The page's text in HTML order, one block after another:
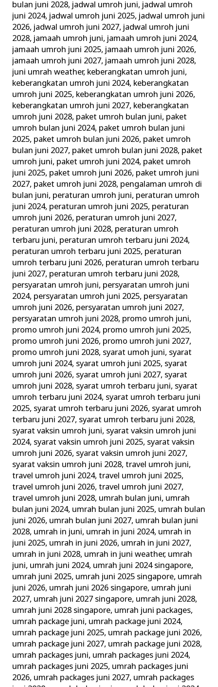
bulan juni 2028, jadwal umroh juni, jadwal umroh
juni 2024, jadwal umroh juni 2025, jadwal umroh juni
2026, jadwal umroh juni 2027, jadwal umroh juni
2028, jamaah umroh juni, jamaah umroh juni 2024,
jamaah umroh juni 2025, jamaah umroh juni 2026,
jamaah umroh juni 2027, jamaah umroh juni 2028,
juni umrah weather, keberangkatan umroh juni,
keberangkatan umroh juni 2024, keberangkatan
umroh juni 2025, keberangkatan umroh juni 2026,
keberangkatan umroh juni 2027, keberangkatan
umroh juni 2028, paket umroh bulan juni, paket
umroh bulan juni 2024, paket umroh bulan juni
2025, paket umroh bulan juni 2026, paket umroh
bulan juni 2027, paket umroh bulan juni 2028, paket
umroh juni, paket umroh juni 2024, paket umroh
juni 2025, paket umroh juni 2026, paket umroh juni
2027, paket umroh juni 2028, pengalaman umroh di
bulan juni, peraturan umroh juni, peraturan umroh
juni 2024, peraturan umroh juni 2025, peraturan
umroh juni 2026, peraturan umroh juni 2027,
peraturan umroh juni 2028, peraturan umroh
terbaru juni, peraturan umroh terbaru juni 2024,
peraturan umroh terbaru juni 2025, peraturan
umroh terbaru juni 2026, peraturan umroh terbaru
juni 2027, peraturan umroh terbaru juni 2028,
persyaratan umroh juni, persyaratan umroh juni
2024, persyaratan umroh juni 2025, persyaratan
umroh juni 2026, persyaratan umroh juni 2027,
persyaratan umroh juni 2028, promo umroh juni,
promo umroh juni 2024, promo umroh juni 2025,
promo umroh juni 2026, promo umroh juni 2027,
promo umroh juni 2028, syarat umoh juni, syarat
umroh juni 2024, syarat umroh juni 2025, syarat
umroh juni 2026, syarat umroh juni 2027, syarat
umroh juni 2028, syarat umroh terbaru juni, syarat
umroh terbaru juni 2024, syarat umroh terbaru juni
2025, syarat umroh terbaru juni 2026, syarat umroh
terbaru juni 2027, syarat umroh terbaru juni 2028,
syarat vaksin umroh juni, syarat vaksin umroh juni
2024, syarat vaksin umroh juni 2025, syarat vaksin
umroh juni 2026, syarat vaksin umroh juni 2027,
syarat vaksin umroh juni 2028,travel umroh juni,
travel umroh juni 2024,travel umroh juni 2025,
travel umroh juni 2026,travel umroh juni 2027,
travel umroh juni 2028, umrah bulan juni, umrah
bulan juni 2024, umrah bulan juni 2025, umrah bulan
juni 2026, umrah bulan juni 2027, umrah bulan juni
2028, umrah in juni, umrah in juni 2024, umrah in
juni 2025, umrah in juni 2026, umrah in juni 2027,
umrah in juni 2028, umrah in juni weather, umrah
juni, umrah juni 2024, umrah juni 2024 singapore,
umrah juni 2025, umrah juni 2025 singapore, umrah
juni 2026, umrah juni 2026 singapore, umrah juni
2027, umrah juni 2027 singapore, umrah juni 2028,
umrah juni 2028 singapore, umrah juni packages,
umrah package juni, umrah package juni 2024,
umrah package juni 2025, umrah package juni 2026,
umrah package juni 2027, umrah package juni 2028,
umrah packages juni, umrah packages juni 2024,
umrah packages juni 2025, umrah packages juni
2026, umrah packages juni 2027, umrah packages